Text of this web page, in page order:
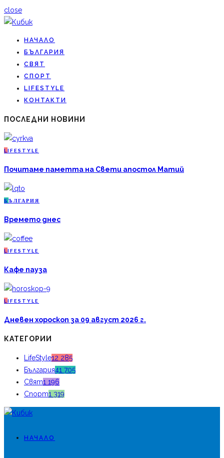
close
НАЧАЛО
БЪЛГАРИЯ
СВЯТ
СПОРТ
LIFESTYLE
КОНТАКТИ
ПОСЛЕДНИ НОВИНИ
L IFESTYLE
Почитаме паметта на Свети апостол Матий
Б ЪЛГАРИЯ
Времето днес
L IFESTYLE
Кафе пауза
L IFESTYLE
Дневен хороскоп за 09 август 2026 г.
КАТЕГОРИИ
LifeStyle12 285
България41 705
Свят1 196
Спорт1 319
НАЧАЛО